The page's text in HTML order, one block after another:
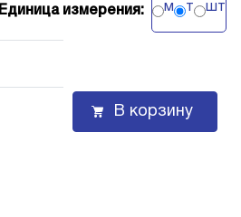
Единица измерения: м т шт
В корзину